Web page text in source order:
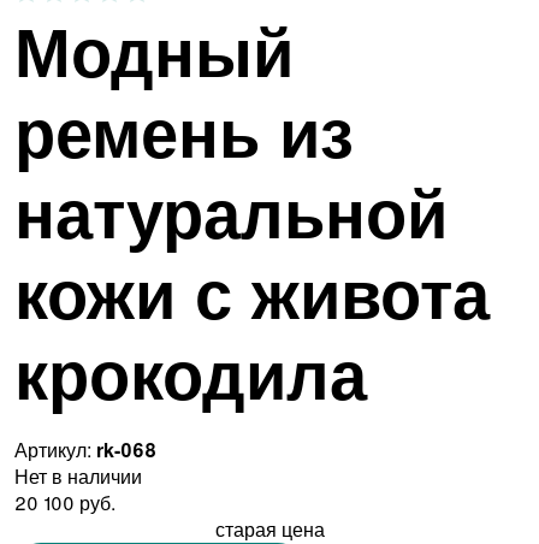
Модный
ремень из
натуральной
кожи с живота
крокодила
Артикул: rk-068
Нет в наличии
20 100 руб.
старая цена